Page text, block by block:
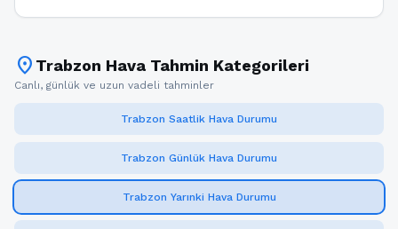
location_on Trabzon Hava Tahmin Kategorileri
Canlı, günlük ve uzun vadeli tahminler
Trabzon Saatlik Hava Durumu
Trabzon Günlük Hava Durumu
Trabzon Yarınki Hava Durumu